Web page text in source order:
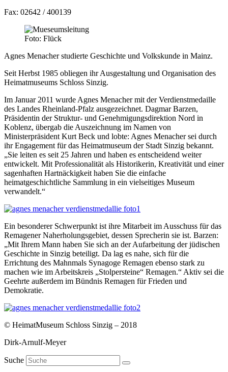
Fax: 02642 / 400139
Foto: Flück
Agnes Menacher studierte Geschichte und Volkskunde in Mainz.
Seit Herbst 1985 obliegen ihr Ausgestaltung und Organisation des
Heimatmuseums Schloss Sinzig.
Im Januar 2011 wurde Agnes Menacher mit der Verdienstmedaille
des Landes Rheinland-Pfalz ausgezeichnet. Dagmar Barzen,
Präsidentin der Struktur- und Genehmigungsdirektion Nord in
Koblenz, übergab die Auszeichnung im Namen von
Ministerpräsident Kurt Beck und lobte: Agnes Menacher sei durch
ihr Engagement für das Heimatmuseum der Stadt Sinzig bekannt.
„Sie leiten es seit 25 Jahren und haben es entscheidend weiter
entwickelt. Mit Professionalität als Historikerin, Kreativität und einer
sagenhaften Hartnäckigkeit haben Sie die einfache
heimatgeschichtliche Sammlung in ein vielseitiges Museum
verwandelt.“
Ein besonderer Schwerpunkt ist ihre Mitarbeit im Ausschuss für das
Remagener Naherholungsgebiet, dessen Sprecherin sie ist. Barzen:
„Mit Ihrem Mann haben Sie sich an der Aufarbeitung der jüdischen
Geschichte in Sinzig beteiligt. Da lag es nahe, sich für die
Errichtung des Mahnmals Synagoge Remagen ebenso stark zu
machen wie im Arbeitskreis „Stolpersteine“ Remagen.“ Aktiv sei die
Geehrte außerdem im Bündnis Remagen für Frieden und
Demokratie.
© HeimatMuseum Schloss Sinzig – 2018
Dirk-Arnulf-Meyer
Suche